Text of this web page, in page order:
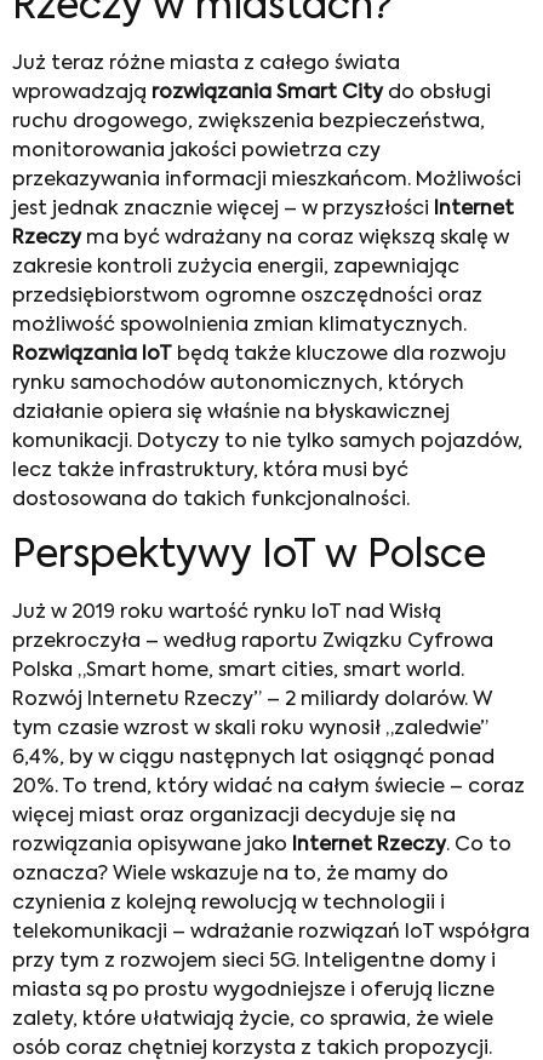
Już teraz różne miasta z całego świata
wprowadzają rozwiązania Smart Citydo obsługi
ruchu drogowego, zwiększenia bezpieczeństwa,
monitorowania jakości powietrza czy
przekazywania informacji mieszkańcom. Możliwości
jest jednak znacznie więcej – w przyszłości
Internet
Rzeczyma być wdrażany na coraz większą skalę w
zakresie kontroli zużycia energii, zapewniając
przedsiębiorstwom ogromne oszczędności oraz
możliwość spowolnienia zmian klimatycznych.
Rozwiązania IoT
będą także kluczowe dla rozwoju
rynku samochodów autonomicznych, których
działanie opiera się właśnie na błyskawicznej
komunikacji. Dotyczy to nie tylko samych pojazdów,
lecz także infrastruktury, która musi być
dostosowana do takich funkcjonalności.
Perspektywy IoT w Polsce
Już w 2019 roku wartość rynku IoT nad Wisłą
przekroczyła – według raportu Związku Cyfrowa
Polska „Smart home, smart cities, smart world.
Rozwój Internetu Rzeczy” – 2 miliardy dolarów. W
tym czasie wzrost w skali roku wynosił „zaledwie”
6,4%, by w ciągu następnych lat osiągnąć ponad
20%. To trend, który widać na całym świecie – coraz
więcej miast oraz organizacji decyduje się na
rozwiązania opisywane jako
Internet Rzeczy. Co to
oznacza? Wiele wskazuje na to, że mamy do
czynienia z kolejną rewolucją w technologii i
telekomunikacji – wdrażanie rozwiązań IoT współgra
przy tym z rozwojem sieci 5G. Inteligentne domy i
miasta są po prostu wygodniejsze i oferują liczne
zalety, które ułatwiają życie, co sprawia, że wiele
osób coraz chętniej korzysta z takich propozycji.